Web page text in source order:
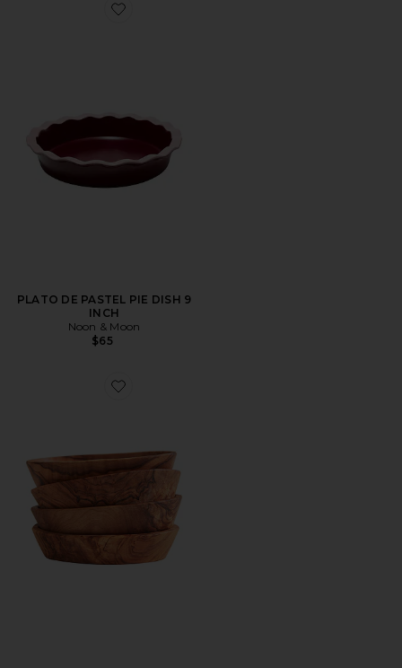
PLATO DE PASTEL PIE DISH 9
INCH
Noon & Moon
$65